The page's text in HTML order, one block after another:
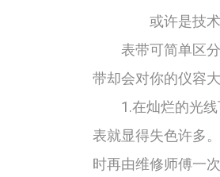
或许是技术
表带可简单区分
带却会对你的仪容
1.在灿烂的光线
表就显得失色许多
时再由维修师傅一